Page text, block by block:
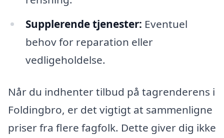
Supplerende tjenester: Eventuel
behov for reparation eller
vedligeholdelse.
Når du indhenter tilbud på tagrenderens i
Foldingbro, er det vigtigt at sammenligne
priser fra flere fagfolk. Dette giver dig ikke